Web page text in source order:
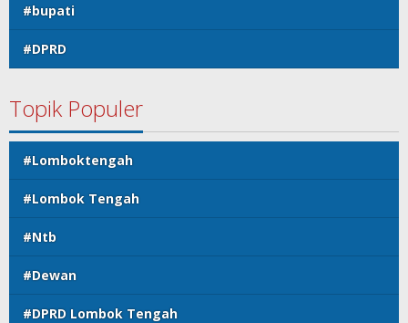
#bupati
#DPRD
Topik Populer
#Lomboktengah
#Lombok Tengah
#Ntb
#Dewan
#DPRD Lombok Tengah